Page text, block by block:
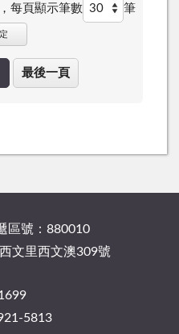
每頁顯示筆數 筆
最後一頁
區號：880010
文里西文澳309號
5813